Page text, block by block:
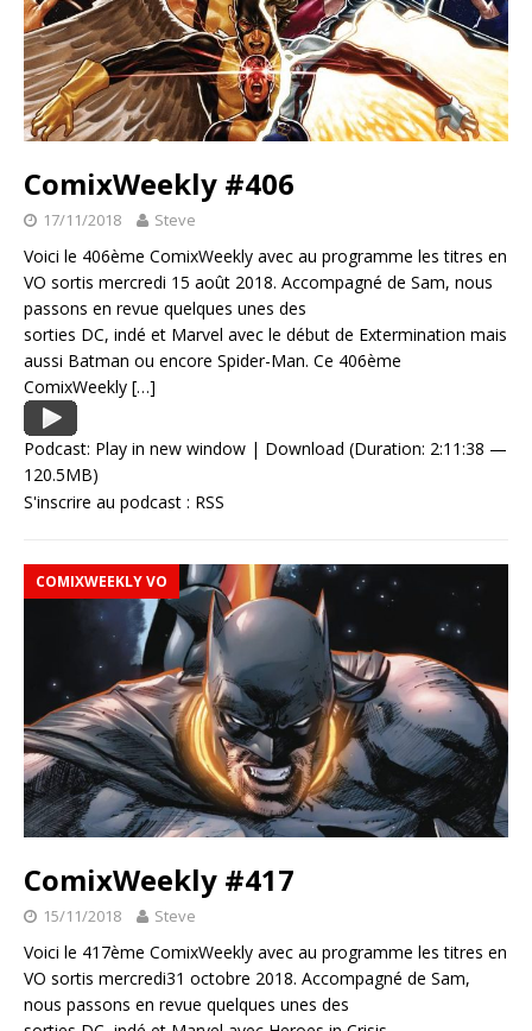
ComixWeekly #406
17/11/2018 Steve
Voici le 406ème ComixWeekly avec au programme les titres en
VO sortis mercredi 15 août 2018. Accompagné de Sam, nous
passons en revue quelques unes des
sorties DC, indé et Marvel avec le début de Extermination mais
aussi Batman ou encore Spider-Man. Ce 406ème
ComixWeekly […]
Podcast: Play in new window | Download (Duration: 2:11:38 —
120.5MB)
S'inscrire au podcast : RSS
COMIXWEEKLY VO
ComixWeekly #417
15/11/2018 Steve
Voici le 417ème ComixWeekly avec au programme les titres en
VO sortis mercredi31 octobre 2018. Accompagné de Sam,
nous passons en revue quelques unes des